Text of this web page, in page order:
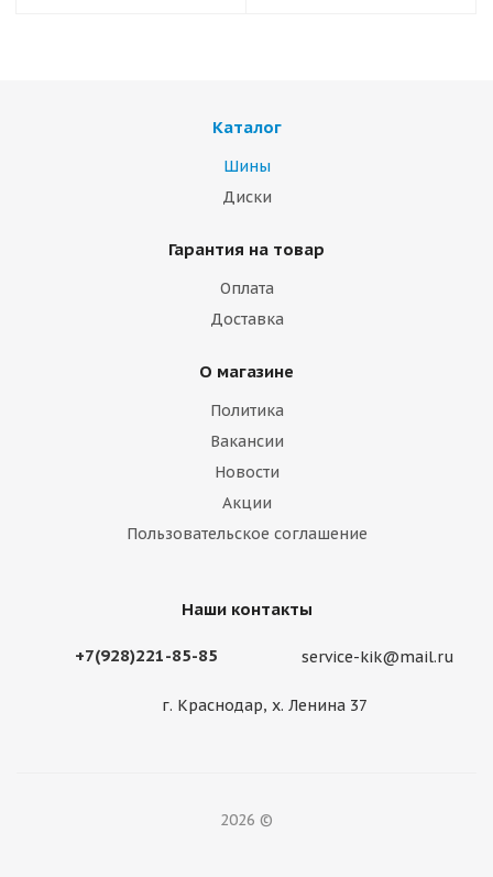
Каталог
Шины
Диски
Гарантия на товар
Оплата
Доставка
О магазине
Политика
Вакансии
Новости
Акции
Пользовательское соглашение
Наши контакты
+7(928)221-85-85 service-kik@mail.ru
г. Краснодар, х. Ленина 37
2026 ©